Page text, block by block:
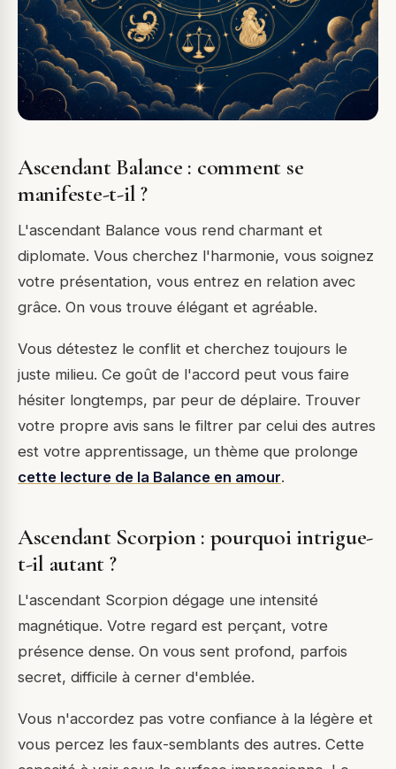
Ascendant Balance : comment se
manifeste-t-il ?
L'ascendant Balance vous rend charmant et
diplomate. Vous cherchez l'harmonie, vous soignez
votre présentation, vous entrez en relation avec
grâce. On vous trouve élégant et agréable.
Vous détestez le conflit et cherchez toujours le
juste milieu. Ce goût de l'accord peut vous faire
hésiter longtemps, par peur de déplaire. Trouver
votre propre avis sans le filtrer par celui des autres
est votre apprentissage, un thème que prolonge
cette lecture de la Balance en amour.
Ascendant Scorpion : pourquoi intrigue-
t-il autant ?
L'ascendant Scorpion dégage une intensité
magnétique. Votre regard est perçant, votre
présence dense. On vous sent profond, parfois
secret, difficile à cerner d'emblée.
Vous n'accordez pas votre confiance à la légère et
vous percez les faux-semblants des autres. Cette